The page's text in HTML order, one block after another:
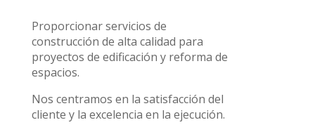
Proporcionar servicios de
construcción de alta calidad para
proyectos de edificación y reforma de
espacios.
Nos centramos en la satisfacción del
cliente y la excelencia en la ejecución.